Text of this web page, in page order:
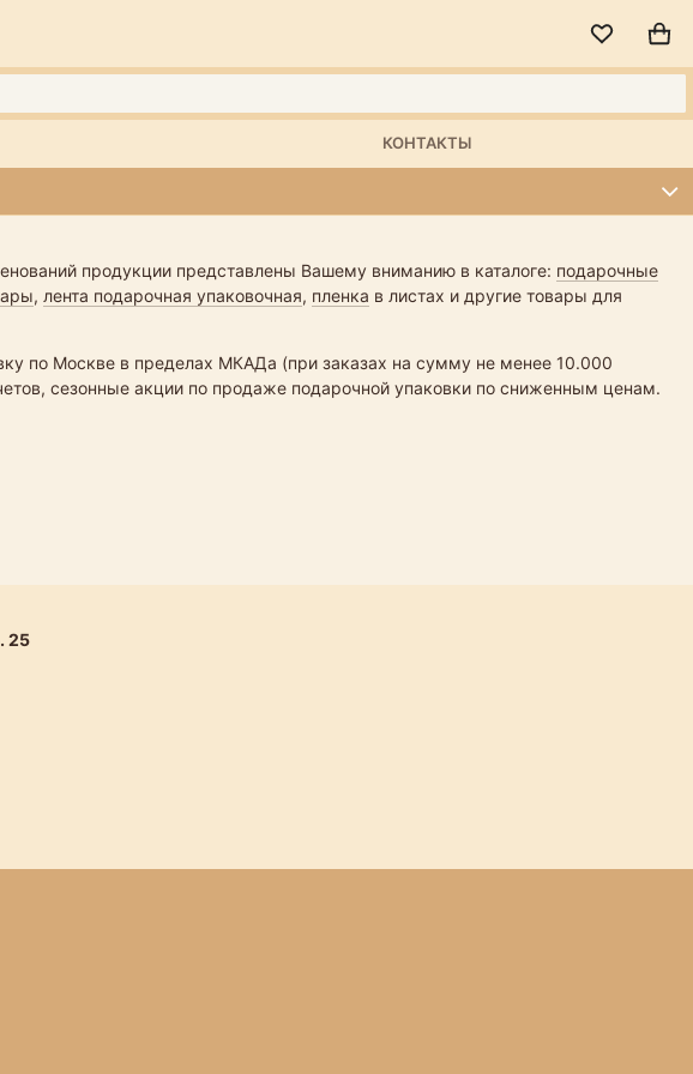
КОНТАКТЫ
продукции представлены Вашему вниманию в каталоге: подарочные
, лента подарочная упаковочная, пленка в листах и другие товары для
по Москве в пределах МКАДа (при заказах на сумму не менее 10.000
сезонные акции по продаже подарочной упаковки по сниженным ценам.
25